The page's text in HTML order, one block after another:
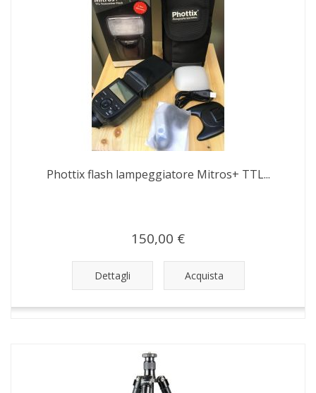
Phottix flash lampeggiatore Mitros+ TTL...
150,00 €
Dettagli Acquista